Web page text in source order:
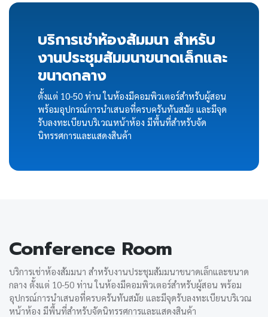
บริการเช่าห้องสัมมนา สำหรับ
งานประชุมสัมมนาขนาดเล็กและ
ขนาดกลาง
ตั้งแต่ 10-50 ท่าน ในห้องมีคอมพิวเตอร์สำหรับผู้สอน
พร้อมอุปกรณ์การนำเสนอที่ครบครันทันสมัย และมีจุด
รับลงทะเบียนบริเวณหน้าห้อง มีพื้นที่สำหรับจัด
นิทรรศการและแสดงสินค้า
Conference Room
บริการเช่าห้องสัมมนา สำหรับงานประชุมสัมมนาขนาดเล็กและขนาด
กลาง ตั้งแต่ 10-50 ท่าน ในห้องมีคอมพิวเตอร์สำหรับผู้สอน พร้อม
อุปกรณ์การนำเสนอที่ครบครันทันสมัย และมีจุดรับลงทะเบียนบริเวณ
หน้าห้อง มีพื้นที่สำหรับจัดนิทรรศการและแสดงสินค้า